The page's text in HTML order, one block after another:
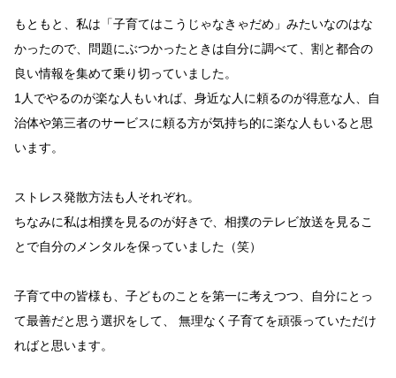
もともと、私は「子育てはこうじゃなきゃだめ」みたいなのはな
かったので、問題にぶつかったときは自分に調べて、割と都合の
良い情報を集めて乗り切っていました。
1人でやるのが楽な人もいれば、身近な人に頼るのが得意な人、自
治体や第三者のサービスに頼る方が気持ち的に楽な人もいると思
います。
ストレス発散方法も人それぞれ。
ちなみに私は相撲を見るのが好きで、相撲のテレビ放送を見るこ
とで自分のメンタルを保っていました（笑）
子育て中の皆様も、子どものことを第一に考えつつ、自分にとっ
て最善だと思う選択をして、 無理なく子育てを頑張っていただけ
ればと思います。